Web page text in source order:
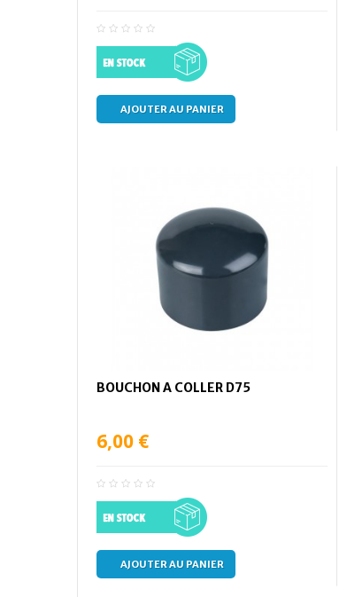
AJOUTER AU PANIER
BOUCHON A COLLER D75
6,00 €
AJOUTER AU PANIER